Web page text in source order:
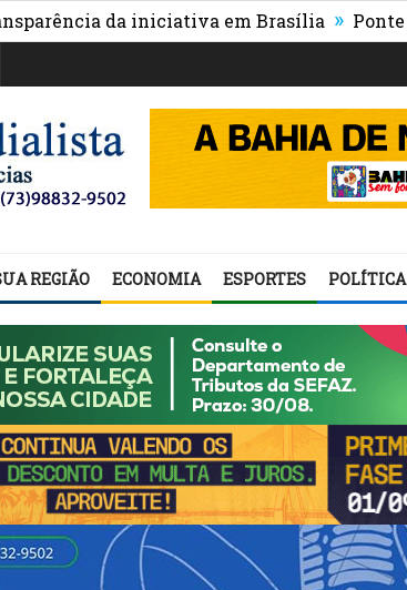
da iniciativa em Brasília » Ponte que
REGIÃO ECONOMIA ESPORTES POLÍTICA